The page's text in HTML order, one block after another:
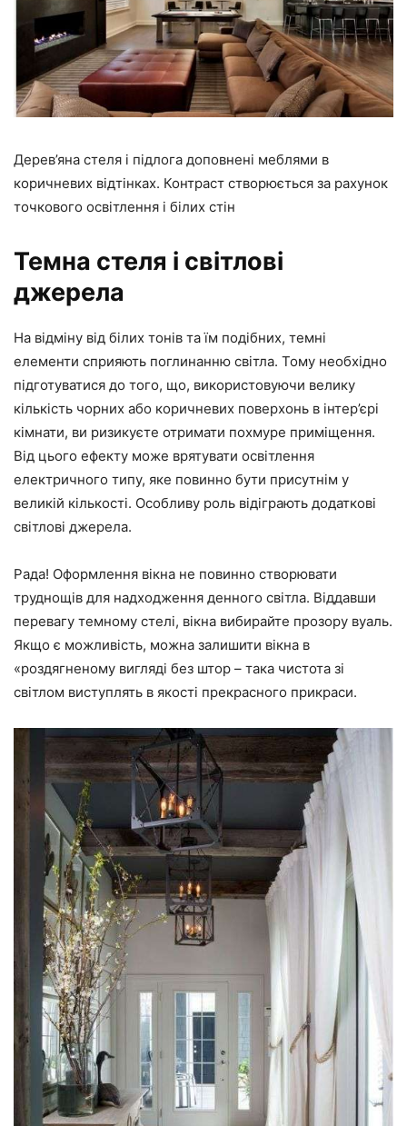
Дерев’яна стеля і підлога доповнені меблями в
коричневих відтінках. Контраст створюється за рахунок
точкового освітлення і білих стін
Темна стеля і світлові
джерела
На відміну від білих тонів та їм подібних, темні
елементи сприяють поглинанню світла. Тому необхідно
підготуватися до того, що, використовуючи велику
кількість чорних або коричневих поверхонь в інтер’єрі
кімнати, ви ризикуєте отримати похмуре приміщення.
Від цього ефекту може врятувати освітлення
електричного типу, яке повинно бути присутнім у
великій кількості. Особливу роль відіграють додаткові
світлові джерела.
Рада! Оформлення вікна не повинно створювати
труднощів для надходження денного світла. Віддавши
перевагу темному стелі, вікна вибирайте прозору вуаль.
Якщо є можливість, можна залишити вікна в
«роздягненому вигляді без штор – така чистота зі
світлом виступлять в якості прекрасного прикраси.